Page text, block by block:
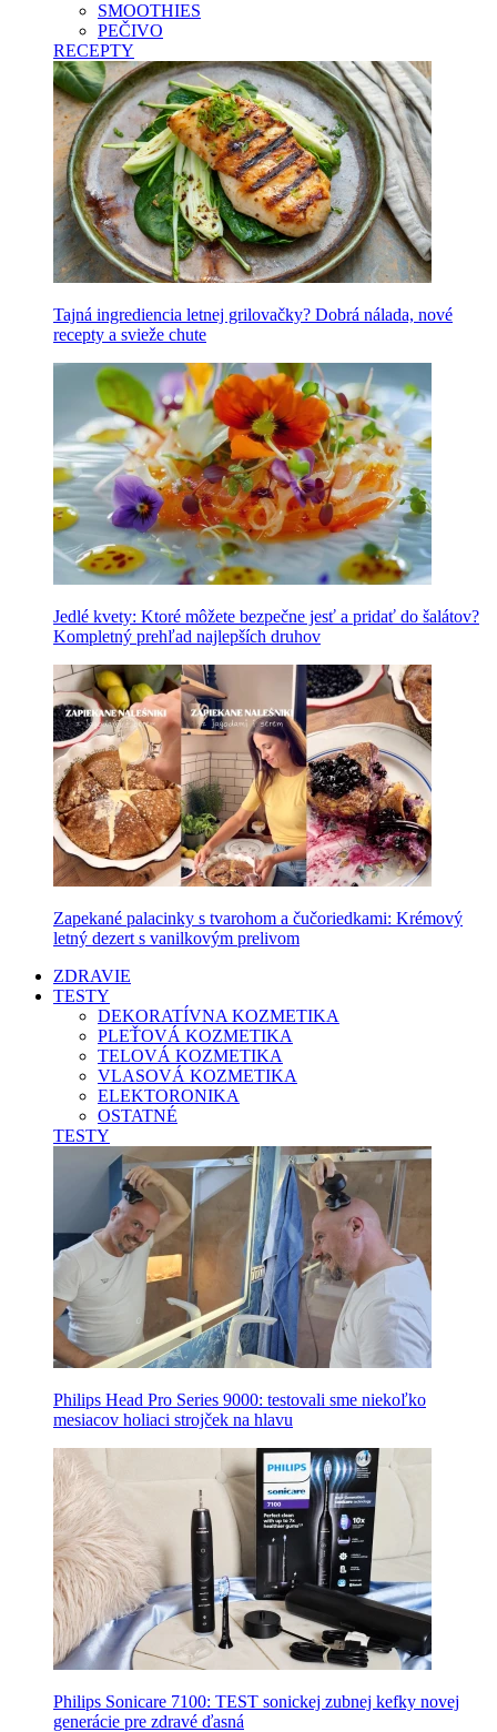
SMOOTHIES
PEČIVO
RECEPTY
Tajná ingrediencia letnej grilovačky? Dobrá nálada, nové
recepty a svieže chute
Jedlé kvety: Ktoré môžete bezpečne jesť a pridať do šalátov?
Kompletný prehľad najlepších druhov
Zapekané palacinky s tvarohom a čučoriedkami: Krémový
letný dezert s vanilkovým prelivom
ZDRAVIE
TESTY
DEKORATÍVNA KOZMETIKA
PLEŤOVÁ KOZMETIKA
TELOVÁ KOZMETIKA
VLASOVÁ KOZMETIKA
ELEKTORONIKA
OSTATNÉ
TESTY
Philips Head Pro Series 9000: testovali sme niekoľko
mesiacov holiaci strojček na hlavu
Philips Sonicare 7100: TEST sonickej zubnej kefky novej
generácie pre zdravé ďasná